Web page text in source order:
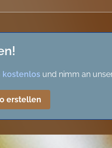
kostenlos und nimm an
erstellen